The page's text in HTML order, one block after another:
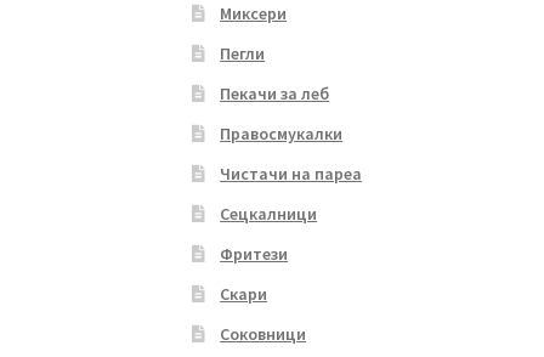
Миксери
Пегли
Пекачи за леб
Правосмукалки
Чистачи на пареа
Сецкалници
Фритези
Скари
Соковници